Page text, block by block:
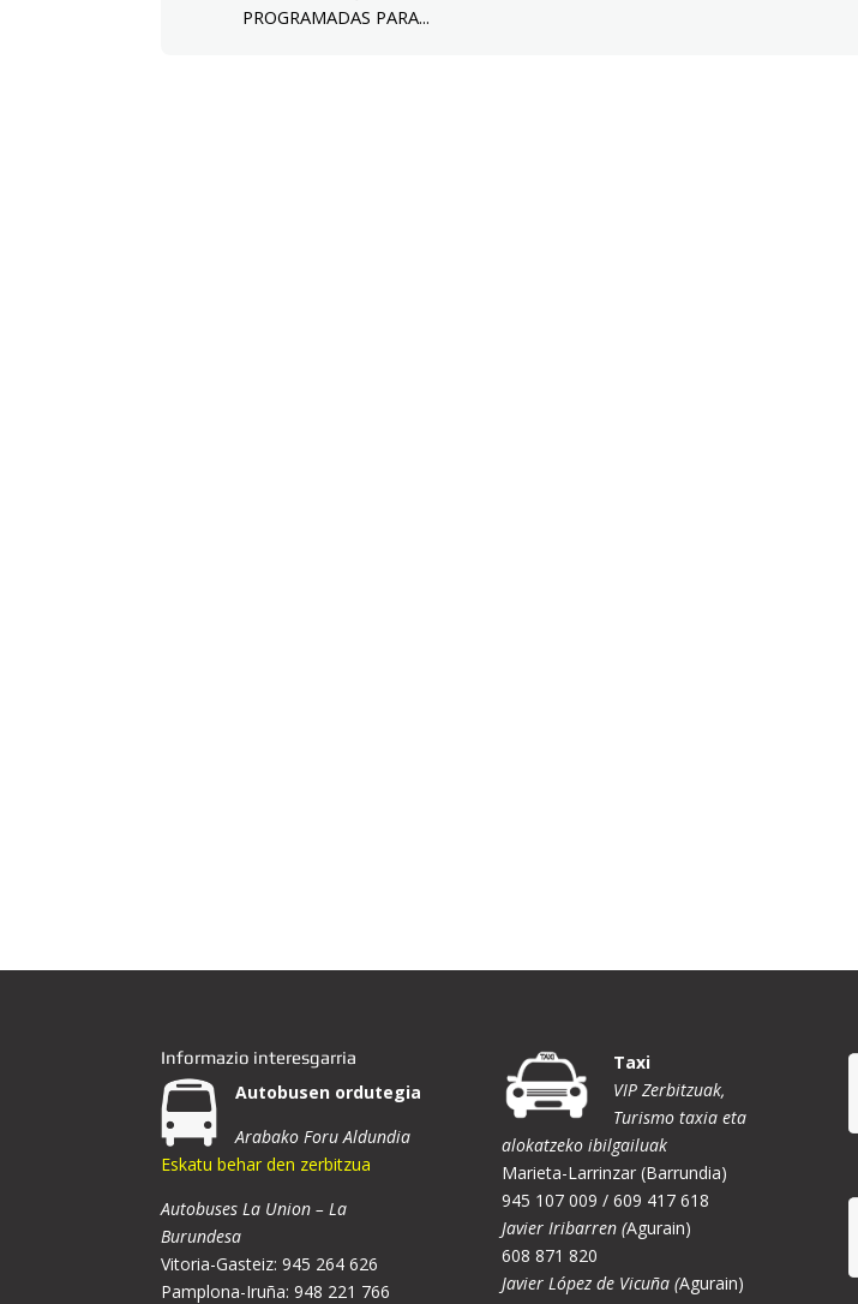
PROGRAMADAS PARA...
Informazio interesgarria
Autobusen ordutegia
Arabako Foru Aldundia
Eskatu behar den zerbitzua
Autobuses La Union – La
Burundesa
Vitoria-Gasteiz: 945 264 626
Pamplona-Iruña: 948 221 766
Taxi
VIP Zerbitzuak,
Turismo taxia eta
alokatzeko ibilgailuak
Marieta-Larrinzar (Barrundia)
945 107 009 / 609 417 618
Javier Iribarren (Agurain)
608 871 820
Javier López de Vicuña (Agurain)